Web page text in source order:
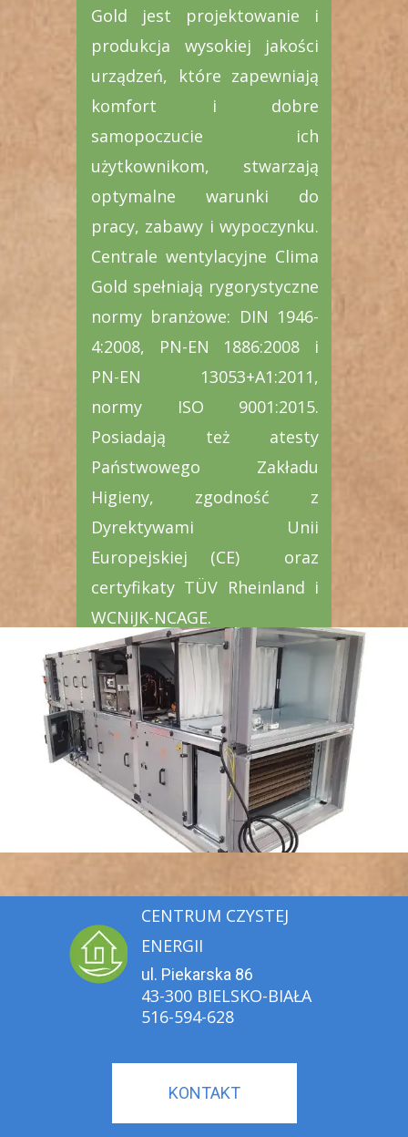
Gold jest projektowanie i
produkcja wysokiej jakości
urządzeń, które zapewniają
komfort i dobre
samopoczucie ich
użytkownikom, stwarzają
optymalne warunki do
pracy, zabawy i wypoczynku.
Centrale wentylacyjne Clima
Gold spełniają rygorystyczne
normy branżowe: DIN 1946-
4:2008, PN-EN 1886:2008 i
PN-EN 13053+A1:2011,
normy ISO 9001:2015.
Posiadają też atesty
Państwowego Zakładu
Higieny, zgodność z
Dyrektywami Unii
Europejskiej (CE) oraz
certyfikaty TÜV Rheinland i
WCNiJK-NCAGE.
KONTAKT
ul. Piekarska 86
43-300 BIELSKO-BIAŁA
516-594-628
CENTRUM CZYSTEJ
ENERGII